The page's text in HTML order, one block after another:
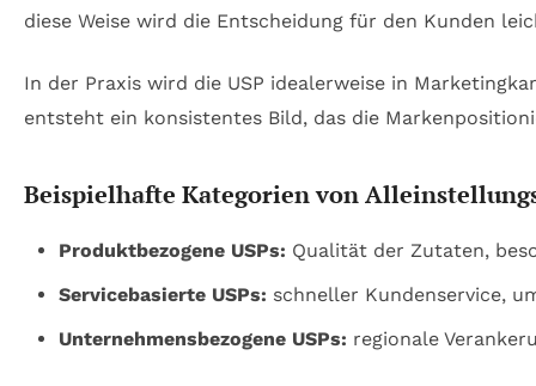
diese Weise wird die Entscheidung für den Kunden
In der Praxis wird die USP idealerweise in
entsteht ein konsistentes Bild, das die
Beispielhafte Kategorien von
Produktbezogene USPs: Qualität der Zutaten,
Servicebasierte USPs: schneller Kundenservice,
Unternehmensbezogene USPs: regionale